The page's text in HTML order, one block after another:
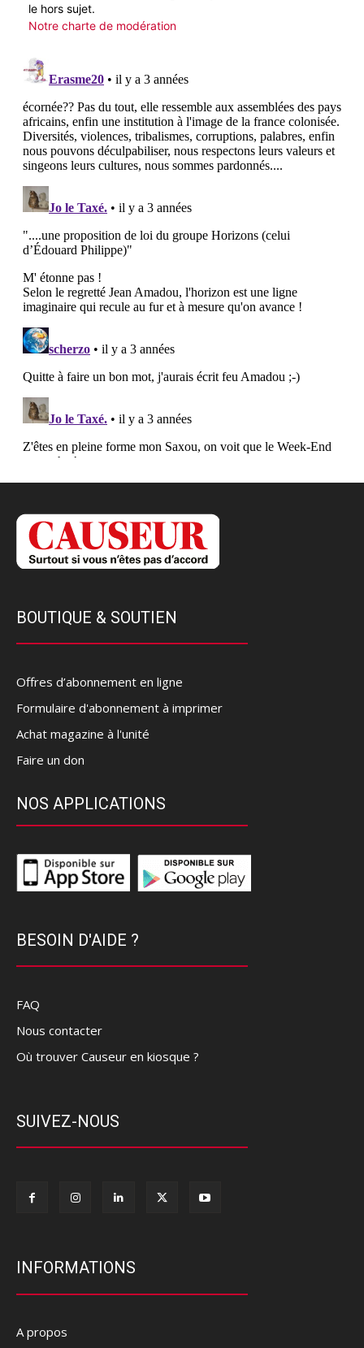
le hors sujet.
Notre charte de modération
BOUTIQUE & SOUTIEN
Offres d’abonnement en ligne
Formulaire d'abonnement à imprimer
Achat magazine à l'unité
Faire un don
NOS APPLICATIONS
BESOIN D'AIDE ?
FAQ
Nous contacter
Où trouver Causeur en kiosque ?
SUIVEZ-NOUS
INFORMATIONS
A propos